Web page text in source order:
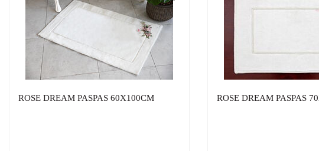
ROSE DREAM PASPAS 60X100CM ROSE DREAM PASPAS